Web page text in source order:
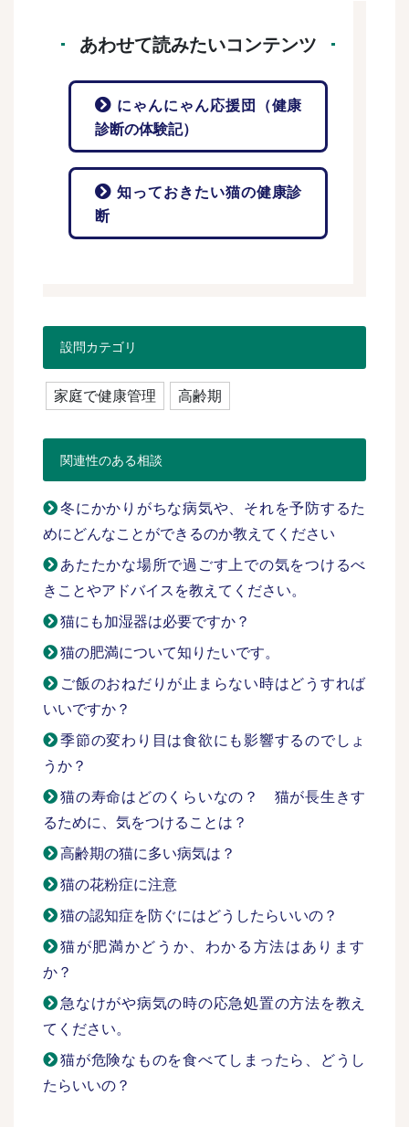
あわせて読みたいコンテンツ
にゃんにゃん応援団（健康
診断の体験記）
知っておきたい猫の健康診
断
設問カテゴリ
家庭で健康管理 高齢期
関連性のある相談
冬にかかりがちな病気や、それを予防するた
めにどんなことができるのか教えてください
あたたかな場所で過ごす上での気をつけるべ
きことやアドバイスを教えてください。
猫にも加湿器は必要ですか？
猫の肥満について知りたいです。
ご飯のおねだりが止まらない時はどうすれば
いいですか？
季節の変わり目は食欲にも影響するのでしょ
うか？
猫の寿命はどのくらいなの？ 猫が長生きす
るために、気をつけることは？
高齢期の猫に多い病気は？
猫の花粉症に注意
猫の認知症を防ぐにはどうしたらいいの？
猫が肥満かどうか、わかる方法はあります
か？
急なけがや病気の時の応急処置の方法を教え
てください。
猫が危険なものを食べてしまったら、どうし
たらいいの？